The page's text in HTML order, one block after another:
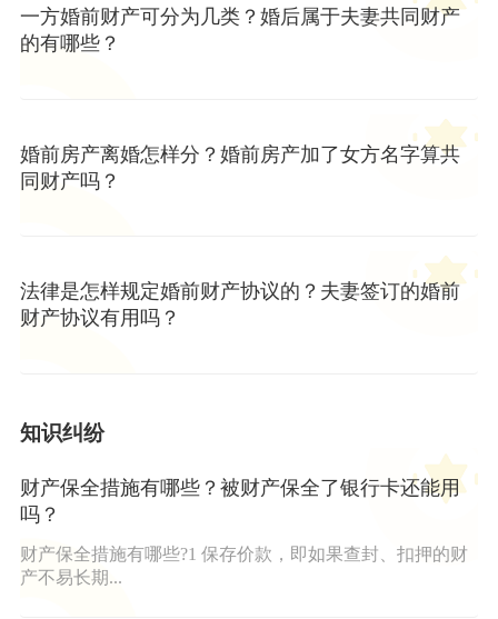
一方婚前财产可分为几类？婚后属于夫妻共同财产
的有哪些？
婚前房产离婚怎样分？婚前房产加了女方名字算共
同财产吗？
法律是怎样规定婚前财产协议的？夫妻签订的婚前
财产协议有用吗？
知识纠纷
财产保全措施有哪些？被财产保全了银行卡还能用
吗？
财产保全措施有哪些?1 保存价款，即如果查封、扣押的财
产不易长期...